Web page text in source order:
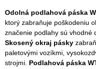
Odolná podlahová páska
ktorý zabraňuje poškodeniu
značenie podlahy sú vhodné
Skosený okraj pásky
paletovými vozíkmi,
strojmi. Podlahová páska